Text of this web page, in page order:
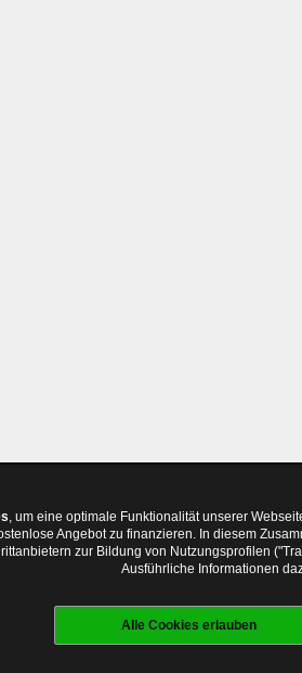
, um eine optimale Funktionalität unserer
Angebot zu finanzieren. In diesem
zur Bildung von Nutzungsprofilen
Ausführliche Informationen
Alle Cookies erlauben